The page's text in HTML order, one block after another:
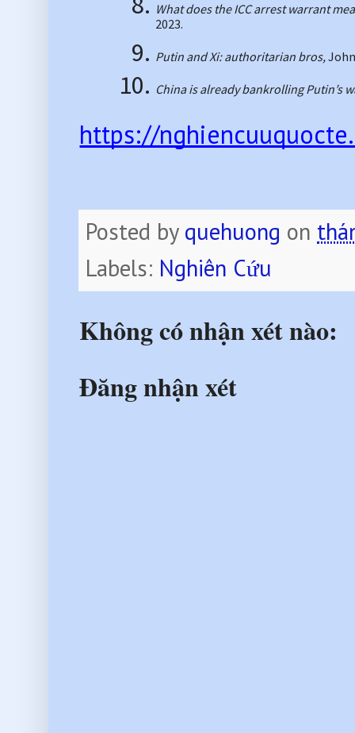
What does the ICC arrest warrant
2023.
Putin and Xi: authoritarian bros,
China is already bankrolling Putin’s
https://
Posted by quehuong on
Labels: Nghiên Cứu
Không có nhận xét nào:
Đăng nhận xét